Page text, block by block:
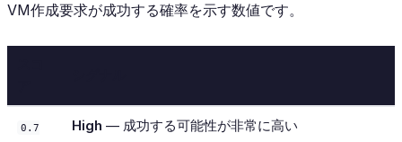
VM作成要求が成功する確率を示す数値です。
0.7
High — 成功する可能性が非常に高い